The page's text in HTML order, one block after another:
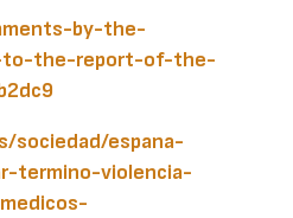
by-the-
to-the-report-of-the-
sociedad/espana-
termino-violencia-